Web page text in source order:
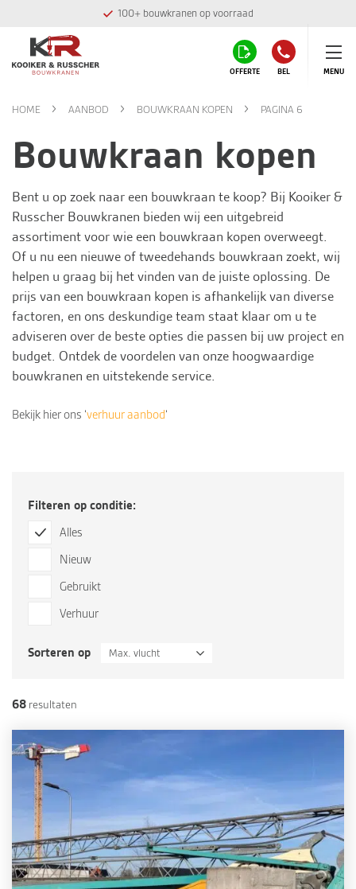
Montage team in eigen huis
OFFERTE BEL MENU
HOME AANBOD BOUWKRAAN KOPEN PAGINA 6
Bouwkraan kopen
Bent u op zoek naar een bouwkraan te koop? Bij Kooiker &
Russcher Bouwkranen bieden wij een uitgebreid
assortiment voor wie een bouwkraan kopen overweegt.
Of u nu een nieuwe of tweedehands bouwkraan zoekt, wij
helpen u graag bij het vinden van de juiste oplossing. De
prijs van een bouwkraan kopen is afhankelijk van diverse
factoren, en ons deskundige team staat klaar om u te
adviseren over de beste opties die passen bij uw project en
budget. Ontdek de voordelen van onze hoogwaardige
bouwkranen en uitstekendeservice.
Bekijk hier ons ‘verhuur aanbod‘
Filteren op conditie:
Alles
Nieuw
Gebruikt
Verhuur
Sorteren op Max. vlucht
68 resultaten